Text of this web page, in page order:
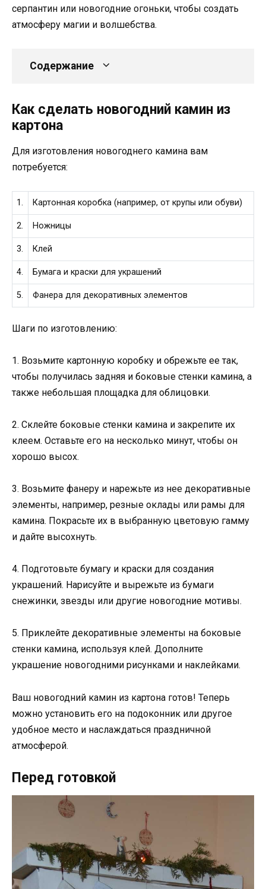
серпантин или новогодние огоньки, чтобы создать
атмосферу магии и волшебства.
Содержание
Как сделать новогодний камин из
картона
Для изготовления новогоднего камина вам
потребуется:
1. Картонная коробка (например, от крупы или обуви)
2. Ножницы
3. Клей
4. Бумага и краски для украшений
5. Фанера для декоративных элементов
Шаги по изготовлению:
1. Возьмите картонную коробку и обрежьте ее так,
чтобы получилась задняя и боковые стенки камина, а
также небольшая площадка для облицовки.
2. Склейте боковые стенки камина и закрепите их
клеем. Оставьте его на несколько минут, чтобы он
хорошо высох.
3. Возьмите фанеру и нарежьте из нее декоративные
элементы, например, резные оклады или рамы для
камина. Покрасьте их в выбранную цветовую гамму
и дайте высохнуть.
4. Подготовьте бумагу и краски для создания
украшений. Нарисуйте и вырежьте из бумаги
снежинки, звезды или другие новогодние мотивы.
5. Приклейте декоративные элементы на боковые
стенки камина, используя клей. Дополните
украшение новогодними рисунками и наклейками.
Ваш новогодний камин из картона готов! Теперь
можно установить его на подоконник или другое
удобное место и наслаждаться праздничной
атмосферой.
Перед готовкой